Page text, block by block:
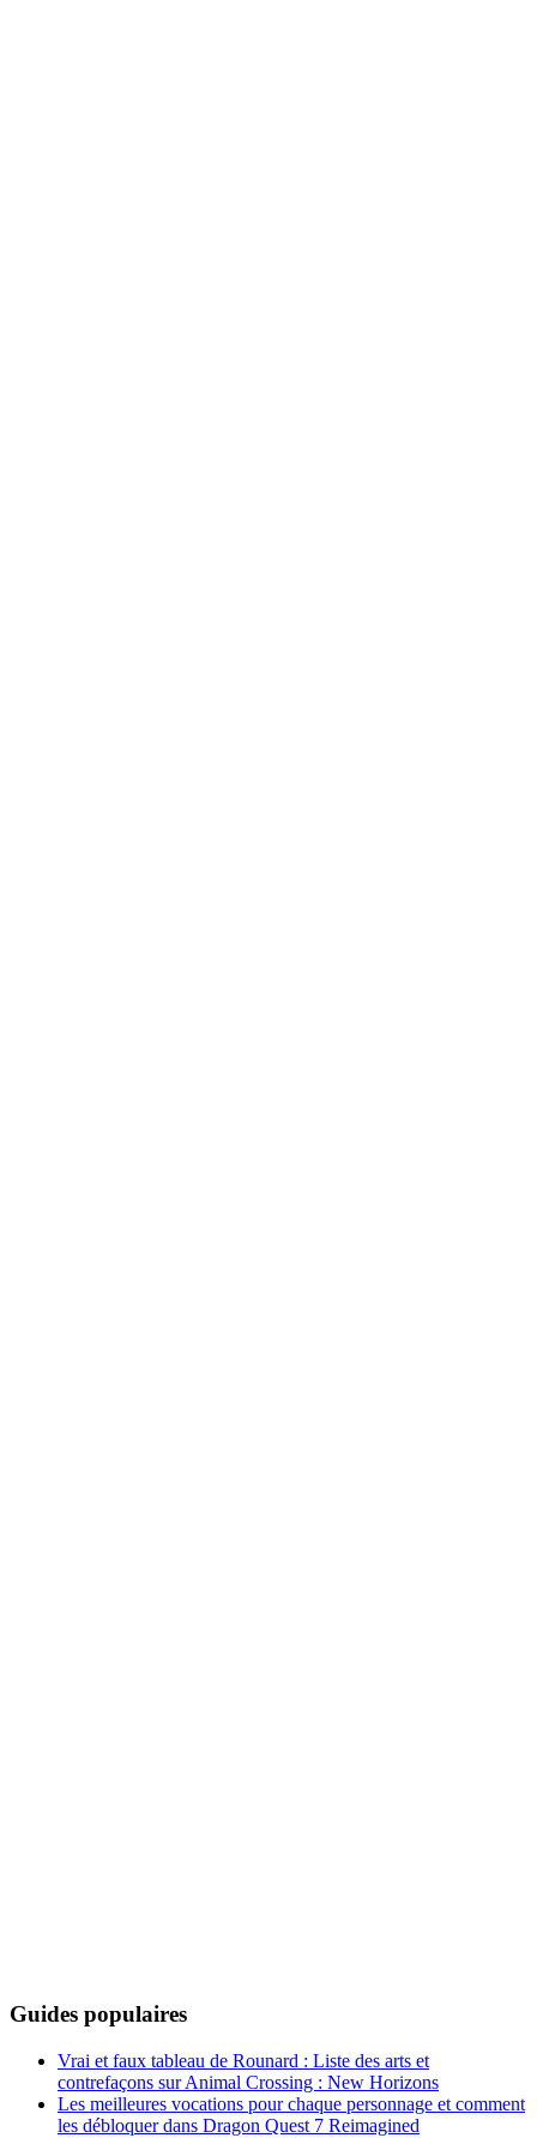
Guides populaires
Vrai et faux tableau de Rounard : Liste des arts et
contrefaçons sur Animal Crossing : New Horizons
Les meilleures vocations pour chaque personnage et comment
les débloquer dans Dragon Quest 7 Reimagined